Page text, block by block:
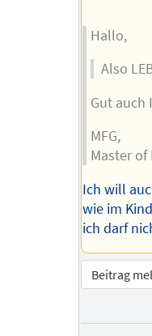
Hallo,
Also
Gut auch
MFG,
Master of
Ich will
wie im
ich darf
Beitrag